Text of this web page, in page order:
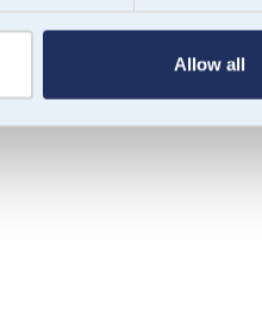
Allow all